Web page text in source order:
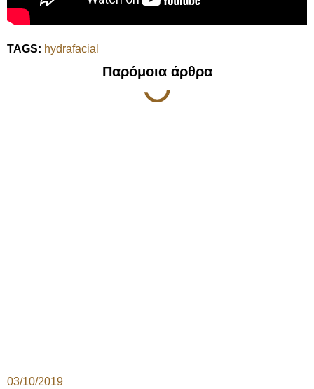
TAGS: hydrafacial
Παρόμοια άρθρα
03/10/2019